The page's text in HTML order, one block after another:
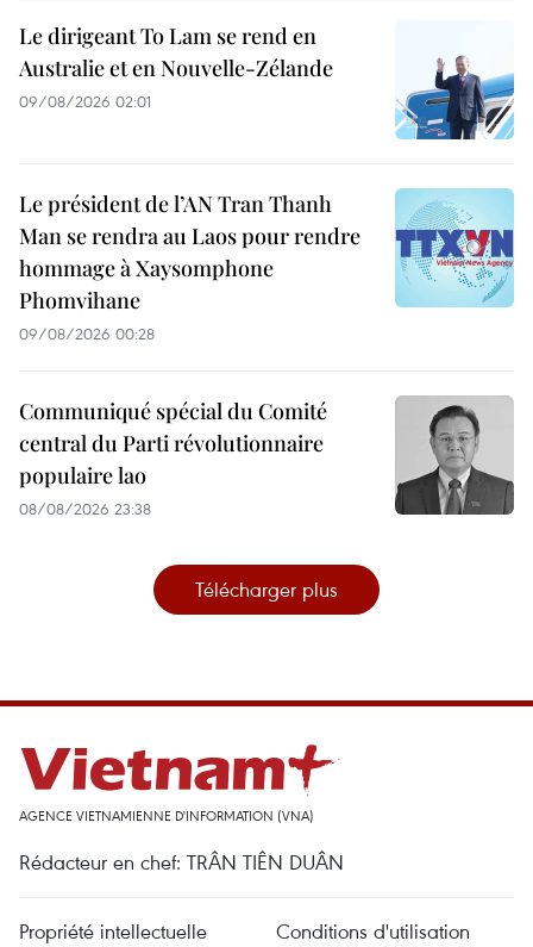
Le dirigeant To Lam se rend en
Australie et en Nouvelle-Zélande
09/08/2026 02:01
Le président de l’AN Tran Thanh
Man se rendra au Laos pour rendre
hommage à Xaysomphone
Phomvihane
09/08/2026 00:28
Communiqué spécial du Comité
central du Parti révolutionnaire
populaire lao
08/08/2026 23:38
Télécharger plus
AGENCE VIETNAMIENNE D'INFORMATION (VNA)
Rédacteur en chef: TRÂN TIÊN DUÂN
Propriété intellectuelle Conditions d'utilisation